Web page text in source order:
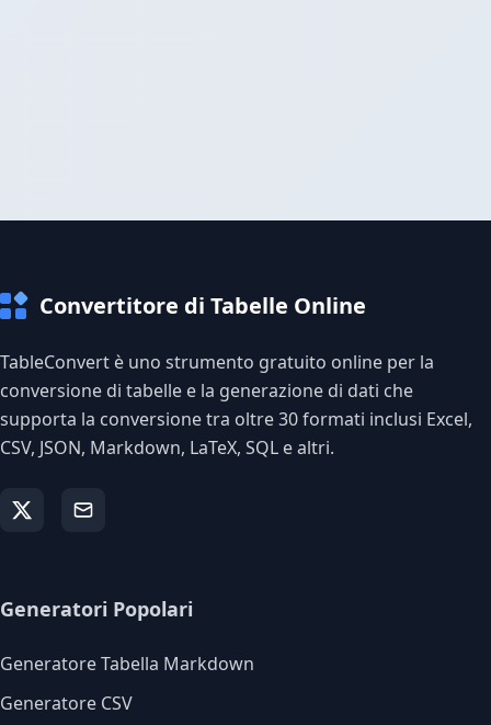
Convertitore di Tabelle Online
TableConvert è uno strumento gratuito online per la
conversione di tabelle e la generazione di dati che
supporta la conversione tra oltre 30 formati inclusi Excel,
CSV, JSON, Markdown, LaTeX, SQL e altri.
Generatori Popolari
Generatore Tabella Markdown
Generatore CSV